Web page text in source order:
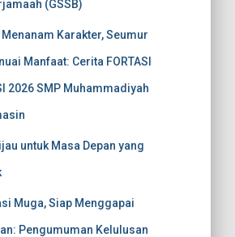
(GSSB)
Karakter, Seumur
Manfaat: Cerita FORTASI
2026 SMP Muhammadiyah
untuk Masa Depan yang
Muga, Siap Menggapai
Pengumuman Kelulusan